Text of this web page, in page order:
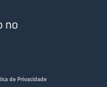
no
de Privacidade